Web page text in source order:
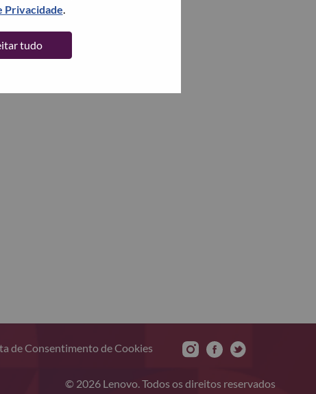
Privacidade.
tudo
de Consentimento de Cookies
© 2026 Lenovo. Todos os direitos reservados